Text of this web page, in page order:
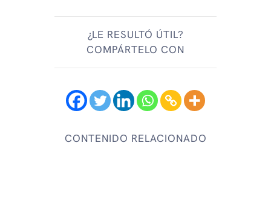
¿LE RESULTÓ ÚTIL?
COMPÁRTELO CON
CONTENIDO RELACIONADO